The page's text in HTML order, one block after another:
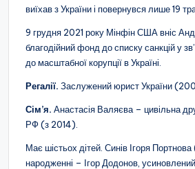
виїхав з України і повернувся лише 19
9 грудня 2021 року Мінфін США вніс
благодійний фонд до списку санкцій у
до масштабної корупції в Україні.
Регалії. Заслужений юрист України
Сім’я. Анастасія Валяєва – цивільна
РФ (з 2014).
Має шістьох дітей. Синів Ігоря
народженні – Ігор Додонов,